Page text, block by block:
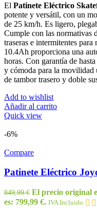
El Patinete Eléctrico
potente y versátil, con un
de 25 km/h. Es ligero,
Cumple con las normativas
traseras e intermitentes
10.4Ah proporciona una
horas. Con garantía de
y cómoda para la movilidad
de tambor trasero y doble
Add to wishlist
Añadir al carrito
Quick view
-6%
Compare
Patinete Eléctrico
849,99€ El precio original
es: 799,99 €. IVA Incluido